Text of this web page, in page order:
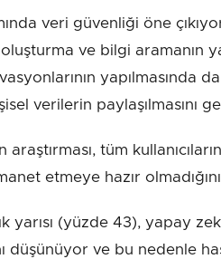
veri güvenliği öne
ve bilgi aramanın
yapılmasında
verilerin paylaşılmasını
tüm
etmeye hazır
yarısı (yüzde 43), yapay
düşünüyor ve bu nedenle